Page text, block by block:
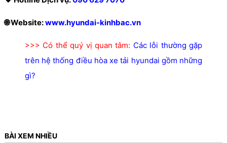
🌐 Website:www.hyundai-kinhbac.vn
>>> Có thể quý vị quan tâm: Các lỗi thường gặp
trên hệ thống điều hòa xe tải hyundai gồm những
gì?
BÀI XEM NHIỀU